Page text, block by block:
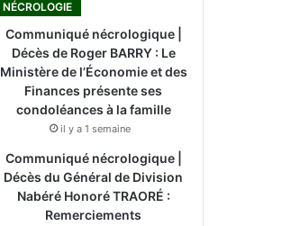
NÉCROLOGIE
Communiqué nécrologique |
Décès de Roger BARRY : Le
Ministère de l’Économie et des
Finances présente ses
condoléances à la famille
il y a 1 semaine
Communiqué nécrologique |
Décès du Général de Division
Nabéré Honoré TRAORÉ :
Remerciements